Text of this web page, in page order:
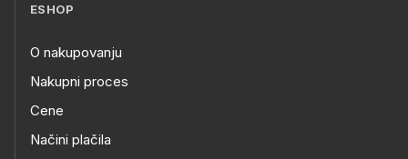
ESHOP
O nakupovanju
Nakupni proces
Cene
Načini plačila